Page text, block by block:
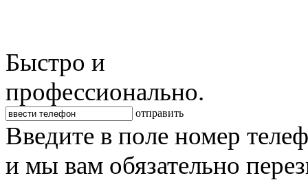
Быстро и
профессионально.
отправить
Введите в поле номер
и мы вам обязательно